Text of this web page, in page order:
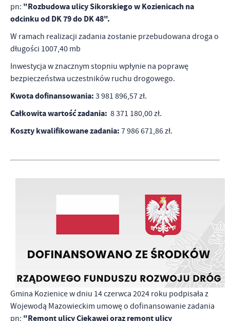
pn: "Rozbudowa ulicy Sikorskiego w Kozienicach na
odcinku od DK 79 do DK 48".
W ramach realizacji zadania zostanie przebudowana droga o
długości 1007,40 mb
Inwestycja w znacznym stopniu wpłynie na poprawę
bezpieczeństwa uczestników ruchu drogowego.
Kwota dofinansowania: 3 981 896,57 zł.
Całkowita wartość zadania: 8 371 180,00 zł.
Koszty kwalifikowane zadania: 7 986 671,86 zł.
Gmina Kozienice w dniu 14 czerwca 2024 roku podpisała z
Wojewodą Mazowieckim umowę o dofinansowanie zadania
pn: "Remont ulicy Ciekawej oraz remont ulicy